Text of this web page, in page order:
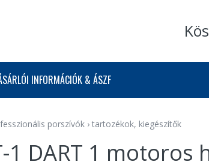
INFORMÁCIÓK & ÁSZF
porszívók › tartozékok, kiegészítők
1 DART 1 motoros